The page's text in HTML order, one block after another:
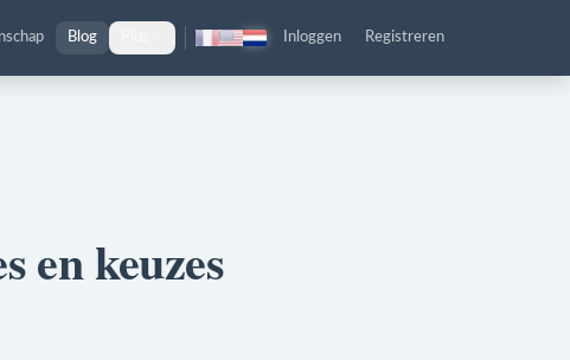
Blog Inloggen Registreren
en keuzes